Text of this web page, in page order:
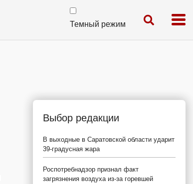
Темный режим
Выбор редакции
В выходные в Саратовской области ударит
39-градусная жара
Роспотребнадзор признал факт
загрязнения воздуха из-за горевшей